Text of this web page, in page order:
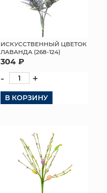
ИСКУССТВЕННЫЙ ЦВЕТОК
ЛАВАНДА (268-124)
304 ₽
- +
В КОРЗИНУ